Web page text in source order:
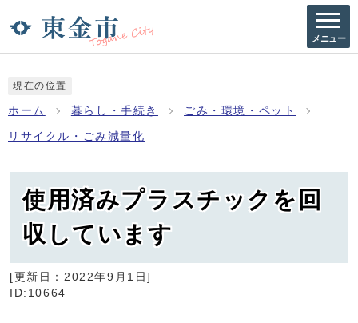
メニュー
現在の位置
ホーム 暮らし・手続き ごみ・環境・ペット
リサイクル・ごみ減量化
使用済みプラスチックを回
収しています
[更新日： 2022年9月1日]
ID:10664